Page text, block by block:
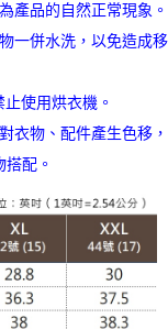
產品的自然正常現象。
一併水洗，以免造成移
使用烘衣機。
衣物、配件產生色移，
配。